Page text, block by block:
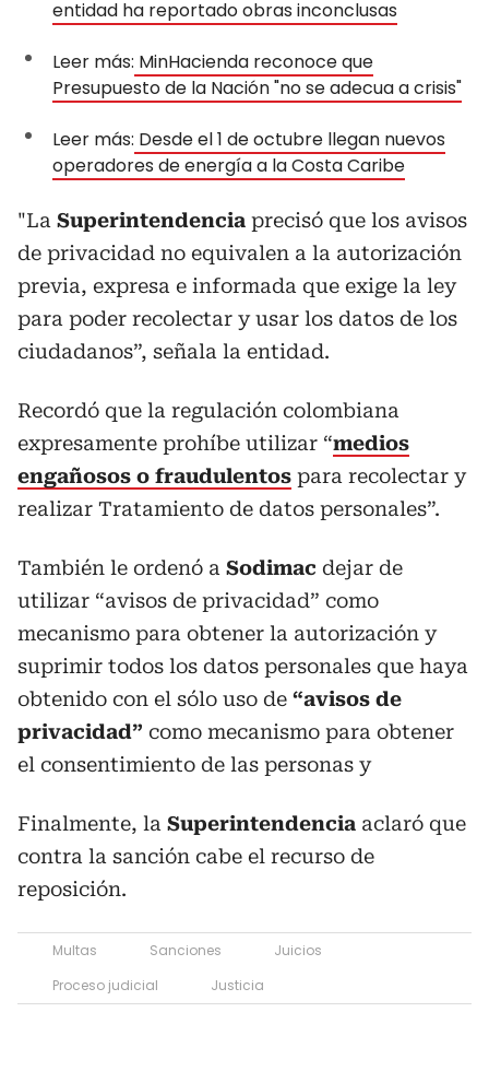
entidad ha reportado obras inconclusas
Leer más: MinHacienda reconoce que
Presupuesto de la Nación "no se adecua a crisis"
Leer más: Desde el 1 de octubre llegan nuevos
operadores de energía a la Costa Caribe
"La Superintendencia precisó que los avisos
de privacidad no equivalen a la autorización
previa, expresa e informada que exige la ley
para poder recolectar y usar los datos de los
ciudadanos”, señala la entidad.
Recordó que la regulación colombiana
expresamente prohíbe utilizar “medios
engañosos o fraudulentos para recolectar y
realizar Tratamiento de datos personales”.
También le ordenó a Sodimac dejar de
utilizar “avisos de privacidad” como
mecanismo para obtener la autorización y
suprimir todos los datos personales que haya
obtenido con el sólo uso de “avisos de
privacidad” como mecanismo para obtener
el consentimiento de las personas y
Finalmente, la Superintendencia aclaró que
contra la sanción cabe el recurso de
reposición.
Multas Sanciones
Juicios
Proceso judicial
Justicia